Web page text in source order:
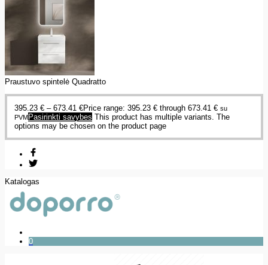
Praustuvo spintelė Quadratto
395.23 € – 673.41 €Price range: 395.23 € through 673.41 € su
PVM Pasirinkti savybes This product has multiple variants. The
options may be chosen on the product page
Katalogas
0